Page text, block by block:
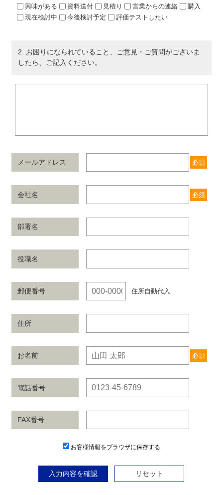
興味がある 資料送付 見積り 営業からの連絡
購入
現在検討中
今後検討予定 評価テストしたい
2. お困りになられていること、ご意見・ご質問がございま
したら、ご記入ください。
メールアドレス 必須
会社名 必須
部署名
役職名
郵便番号 住所自動代入
住所
お名前 必須
電話番号
FAX番号
お客様情報をブラウザに保存する
入力内容を確認 リセット